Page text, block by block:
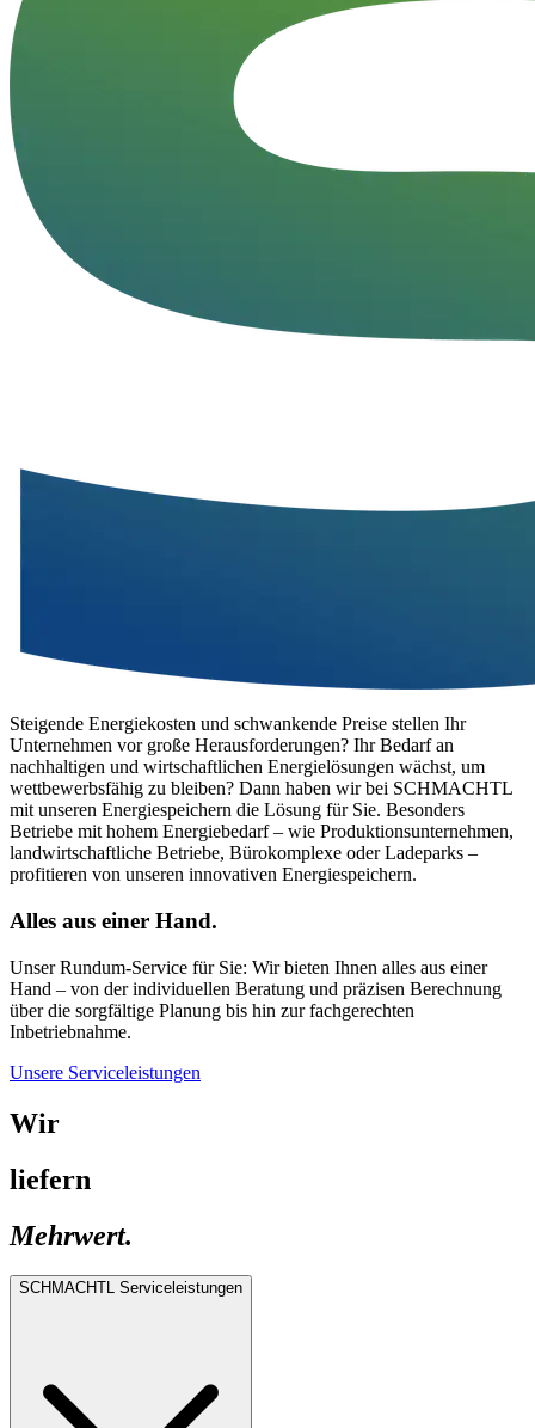
Steigende Energiekosten und schwankende Preise stellen Ihr
Unternehmen vor große Herausforderungen? Ihr Bedarf an
nachhaltigen und wirtschaftlichen Energielösungen wächst, um
wettbewerbsfähig zu bleiben? Dann haben wir bei SCHMACHTL
mit unseren Energiespeichern die Lösung für Sie. Besonders
Betriebe mit hohem Energiebedarf – wie Produktionsunternehmen,
landwirtschaftliche Betriebe, Bürokomplexe oder Ladeparks –
profitieren von unseren innovativen Energiespeichern.
Alles aus einer Hand.
Unser Rundum-Service für Sie: Wir bieten Ihnen alles aus einer
Hand – von der individuellen Beratung und präzisen Berechnung
über die sorgfältige Planung bis hin zur fachgerechten
Inbetriebnahme.
Unsere Serviceleistungen
Wir
liefern
Mehrwert.
SCHMACHTL Serviceleistungen